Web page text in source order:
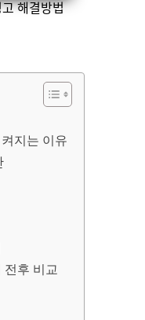
해결방법
지는 이유
전후 비교